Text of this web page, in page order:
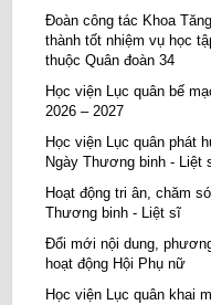
Đoàn công tác Khoa
thành tốt nhiệm vụ học
thuộc Quân đoàn 34
Học viện Lục quân bế
2026 – 2027
Học viện Lục quân phát
Ngày Thương binh - Liệt
Hoạt động tri ân, chăm
Thương binh - Liệt sĩ
Đổi mới nội dung,
hoạt động Hội Phụ nữ
Học viện Lục quân khai